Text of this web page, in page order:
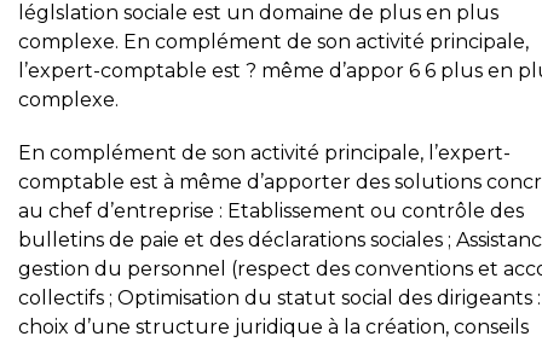
léglslation sociale est un domaine de plus en plus
complexe. En complément de son activité principale,
l’expert-comptable est ? même d’appor 6 6 plus en
complexe.
En complément de son activité principale, l’expert-
comptable est à même d’apporter des solutions
au chef d’entreprise : Etablissement ou contrôle des
bulletins de paie et des déclarations sociales ;
gestion du personnel (respect des conventions et
collectifs ; Optimisation du statut social des dirigeants :
choix d’une structure juridique à la création, conseils